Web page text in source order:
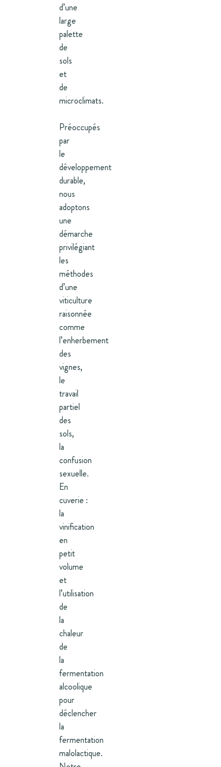
d’une
large
palette
de
sols
et
de
microclimats.
Préoccupés
par
le
développement
durable,
nous
adoptons
une
démarche
privilégiant
les
méthodes
d’une
viticulture
raisonnée
comme
l’enherbement
des
vignes,
le
travail
partiel
des
sols,
la
confusion
sexuelle.
En
cuverie :
la
vinification
en
petit
volume
et
l’utilisation
de
la
chaleur
de
la
fermentation
alcoolique
pour
déclencher
la
fermentation
malolactique.